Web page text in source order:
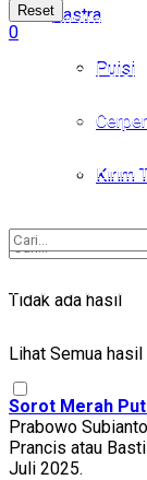
Sastra
Puisi
Kirim
Tidak ada hasil
Lihat Semua hasil
Sastra
Puisi
Kirim
Tidak ada hasil
Reset
0
Sorot Merah
Prabowo
Prancis atau
Juli 2025.